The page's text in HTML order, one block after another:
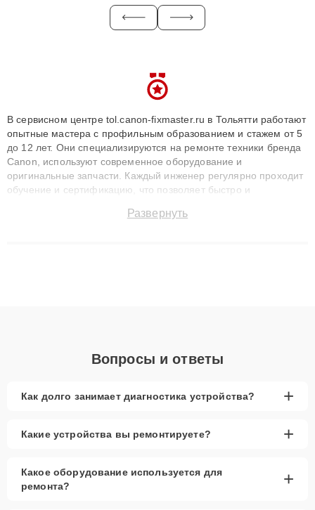
В сервисном центре tol.canon-fixmaster.ru в Тольятти работают
опытные мастера с профильным образованием и стажем от 5
до 12 лет. Они специализируются на ремонте техники бренда
Canon, используют современное оборудование и
оригинальные запчасти. Каждый инженер регулярно проходит
обучение и сертификацию, что позволяет быстро и
сохранением гарантии до 3 лет. Наши мастера решают
Развернуть
Вопросы и ответы
Как долго занимает диагностика устройства? +
Какие устройства вы ремонтируете? +
Какое оборудование используется для
ремонта?
+